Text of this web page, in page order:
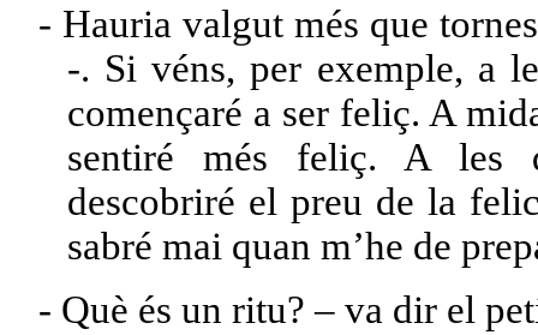
- Hauria valgut més que
-. Si véns, per exemple, a
començaré a ser feliç. A
sentiré més feliç. A les
descobriré el preu de la
sabré mai quan m’he de
- Què és un ritu? – va dir el